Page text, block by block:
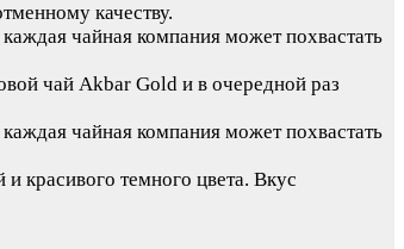
качеству.
чайная компания может похвастать
чай Akbar Gold и в очередной раз
чайная компания может похвастать
красивого темного цвета. Вкус